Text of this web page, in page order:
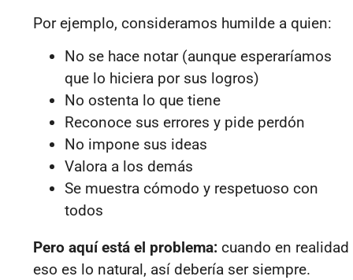
Por ejemplo, consideramos humilde a quien:
No se hace notar (aunque esperaríamos
que lo hiciera por sus logros)
No ostenta lo que tiene
Reconoce sus errores y pide perdón
No impone sus ideas
Valora a los demás
Se muestra cómodo y respetuoso con
todos
Pero aquí está el problema: cuando en realidad
eso es lo natural, así debería ser siempre.